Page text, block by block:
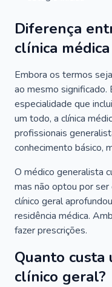
Diferença
clínica médica
Embora os termos
ao mesmo significado.
especialidade que
um todo, a clínica
profissionais
conhecimento básico,
O médico generalista
mas não optou por ser
clínico geral
residência médica.
fazer prescrições.
Quanto custa
clínico geral?